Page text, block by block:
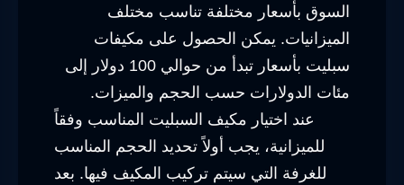
السوق بأسعار مختلفة تناسب مختلف
الميزانيات. يمكن الحصول على مكيفات
سبليت بأسعار تبدأ من حوالي 100 دولار إلى
مئات الدولارات حسب الحجم والميزات.
عند اختيار مكيف السبليت المناسب وفقاً
للميزانية، يجب أولاً تحديد الحجم المناسب
للغرفة التي سيتم تركيب المكيف فيها. بعد